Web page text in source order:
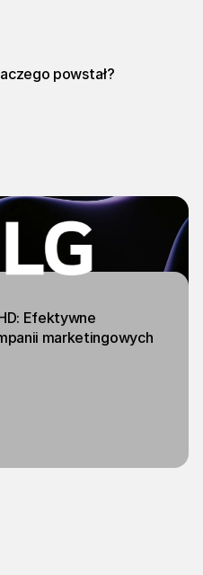
powstał?
Efektywne
marketingowych